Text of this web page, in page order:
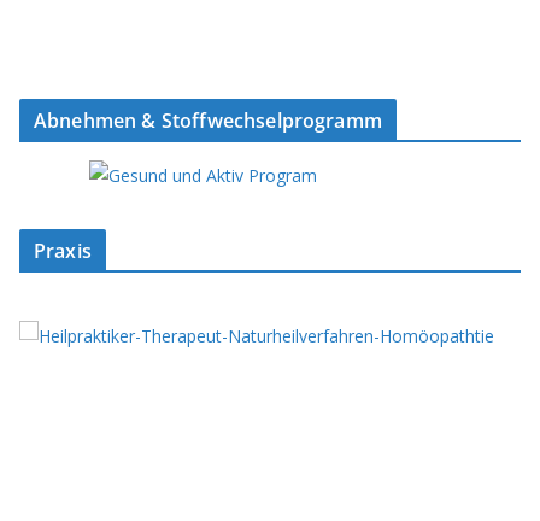
Abnehmen & Stoffwechselprogramm
Praxis